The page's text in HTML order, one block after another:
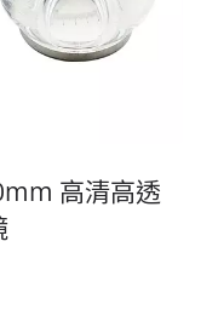
高清高透